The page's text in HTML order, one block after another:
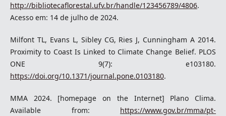
http://bibliotecaflorestal.ufv.br/handle/123456789/4806.
Acesso em: 14 de julho de 2024.
Milfont TL, Evans L, Sibley CG, Ries J, Cunningham A 2014.
Proximity to Coast Is Linked to Climate Change Belief. PLOS
ONE 9(7): e103180.
https://doi.org/10.1371/journal.pone.0103180.
MMA 2024. [homepage on the Internet] Plano Clima.
Available from: https://www.gov.br/mma/pt-